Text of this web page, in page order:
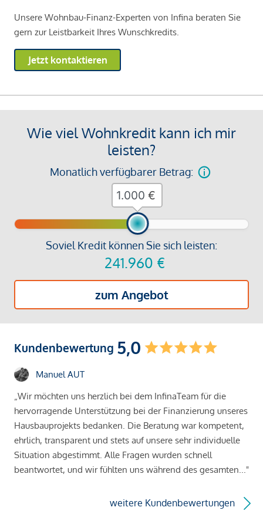
Unsere Wohnbau-Finanz-Experten von Infina beraten Sie
gern zur Leistbarkeit Ihres Wunschkredits.
Jetzt kontaktieren
Wie viel Wohnkredit kann ich mir
leisten?
Monatlich verfügbarer Betrag:
Soviel Kredit können Sie sich leisten:
241.960 €
zum Angebot
€
Kundenbewertung 5,0
Manuel AUT
„Wir möchten uns herzlich bei dem InfinaTeam für die
hervorragende Unterstützung bei der Finanzierung unseres
Hausbauprojekts bedanken. Die Beratung war kompetent,
ehrlich, transparent und stets auf unsere sehr individuelle
Situation abgestimmt. Alle Fragen wurden schnell
beantwortet, und wir fühlten uns während des gesamten..."
weitere Kundenbewertungen